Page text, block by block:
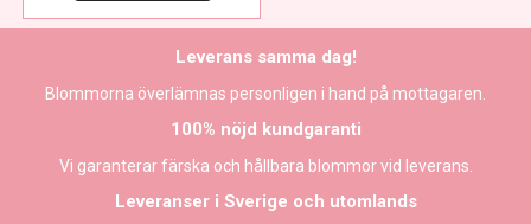
Leverans samma dag!
Blommorna överlämnas personligen i hand på mottagaren.
100% nöjd kundgaranti
Vi garanterar färska och hållbara blommor vid leverans.
Leveranser i Sverige och utomlands